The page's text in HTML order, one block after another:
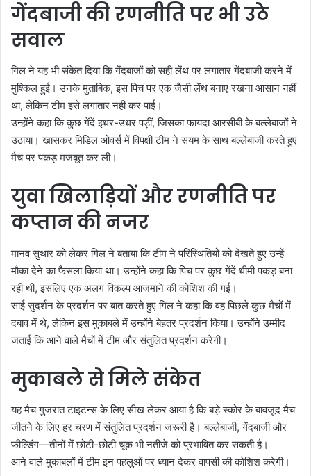
गेंदबाजी की रणनीति पर भी उठे
सवाल
गिल ने यह भी संकेत दिया कि गेंदबाजों को सही लेंथ पर लगातार गेंदबाजी करने में
मुश्किल हुई। उनके मुताबिक, इस पिच पर एक जैसी लेंथ बनाए रखना आसान नहीं
था, लेकिन टीम इसे लगातार नहीं कर पाई।
उन्होंने कहा कि कुछ गेंदें इधर-उधर पड़ीं, जिसका फायदा आरसीबी के बल्लेबाजों ने
उठाया। खासकर मिडिल ओवर्स में विपक्षी टीम ने संयम के साथ बल्लेबाजी करते हुए
मैच पर पकड़ मजबूत कर ली।
युवा खिलाड़ियों और रणनीति पर
कप्तान की नजर
मानव सुथार को लेकर गिल ने बताया कि टीम ने परिस्थितियों को देखते हुए उन्हें
मौका देने का फैसला किया था। उन्होंने कहा कि पिच पर कुछ गेंदें धीमी पकड़ बना
रही थीं, इसलिए एक अलग विकल्प आजमाने की कोशिश की गई।
साई सुदर्शन के प्रदर्शन पर बात करते हुए गिल ने कहा कि वह पिछले कुछ मैचों में
दबाव में थे, लेकिन इस मुकाबले में उन्होंने बेहतर प्रदर्शन किया। उन्होंने उम्मीद
जताई कि आने वाले मैचों में टीम और संतुलित प्रदर्शन करेगी।
मुकाबले से मिले संकेत
यह मैच गुजरात टाइटन्स के लिए सीख लेकर आया है कि बड़े स्कोर के बावजूद मैच
जीतने के लिए हर चरण में संतुलित प्रदर्शन जरूरी है। बल्लेबाजी, गेंदबाजी और
फील्डिंग—तीनों में छोटी-छोटी चूक भी नतीजे को प्रभावित कर सकती है।
आने वाले मुकाबलों में टीम इन पहलुओं पर ध्यान देकर वापसी की कोशिश करेगी।